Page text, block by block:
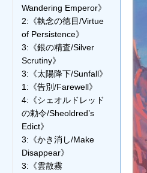
Wandering Emperor》
2:《執念の徳目/Virtue
of Persistence》
3:《銀の精査/Silver
Scrutiny》
3:《太陽降下/Sunfall》
1:《告別/Farewell》
4:《シェオルドレッド
の勅令/Sheoldred’s
Edict》
3:《かき消し/Make
Disappear》
3:《雲散霧